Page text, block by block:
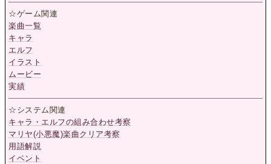
☆ゲーム関連
楽曲一覧
キャラ
エルフ
イラスト
ムービー
実績
☆システム関連
キャラ・エルフの組み合わせ考察
マリヤ(小悪魔)楽曲クリア考察
用語解説
イベント